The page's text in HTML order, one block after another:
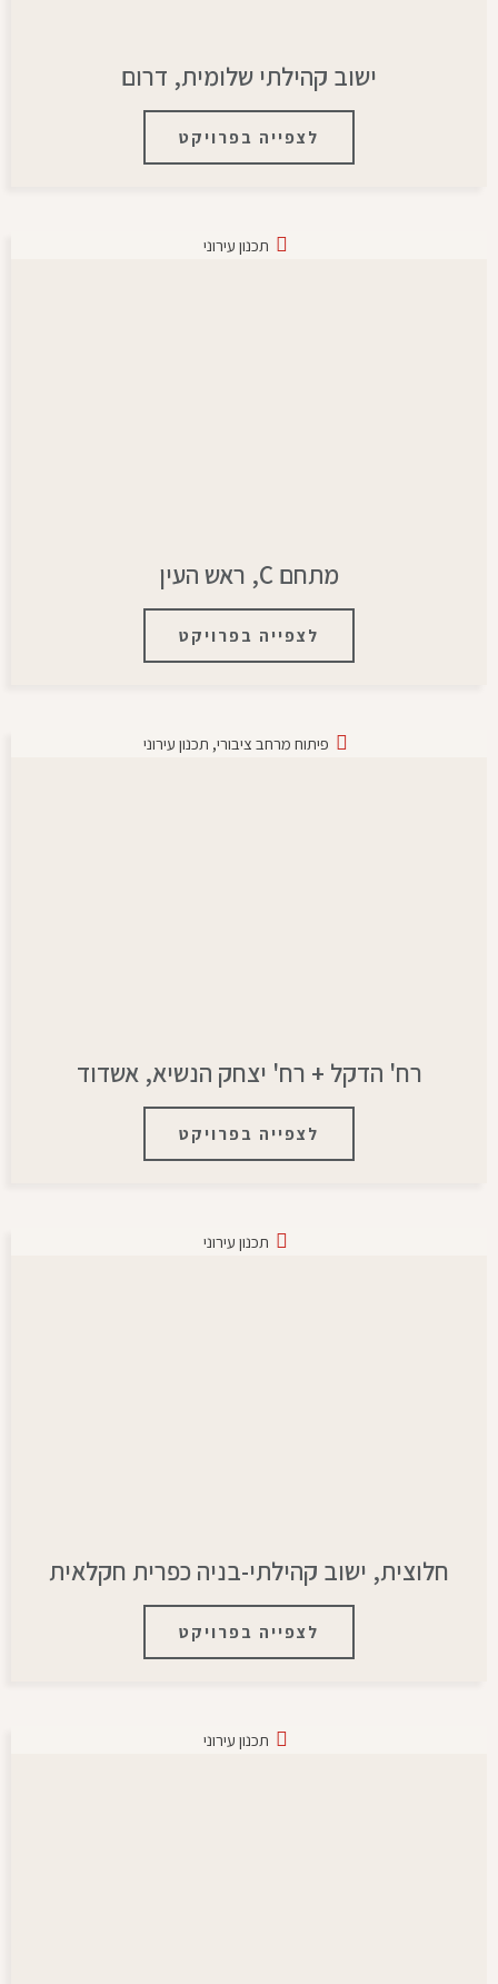
ישוב קהילתי שלומית, דרום
לצפייה בפרויקט
תכנון עירוני
מתחם C, ראש העין
לצפייה בפרויקט
פיתוח מרחב ציבורי, תכנון עירוני
רח' הדקל + רח' יצחק הנשיא, אשדוד
לצפייה בפרויקט
תכנון עירוני
חלוצית, ישוב קהילתי-בניה כפרית חקלאית
לצפייה בפרויקט
תכנון עירוני